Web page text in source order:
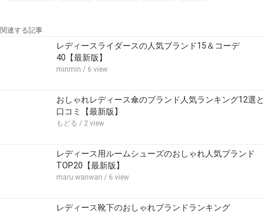
関連する記事
レディースライダースの人気ブランド15＆コーデ
40【最新版】
minmin / 6 view
おしゃれレディース傘のブランド人気ランキング12選と
口コミ【最新版】
もどる / 2 view
レディース用ルームシューズのおしゃれ人気ブランド
TOP20【最新版】
maru.wanwan / 6 view
レディース靴下のおしゃれブランドランキング